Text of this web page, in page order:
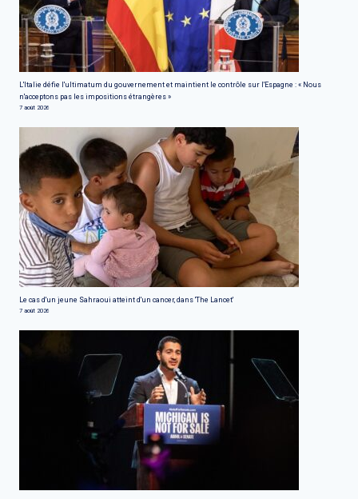
L'Italie défie l'ultimatum du gouvernement et maintient le contrôle sur l'Espagne : « Nous
n'acceptons pas les impositions étrangères »
7 août 2026
Le cas d'un jeune Sahraoui atteint d'un cancer, dans 'The Lancet'
7 août 2026